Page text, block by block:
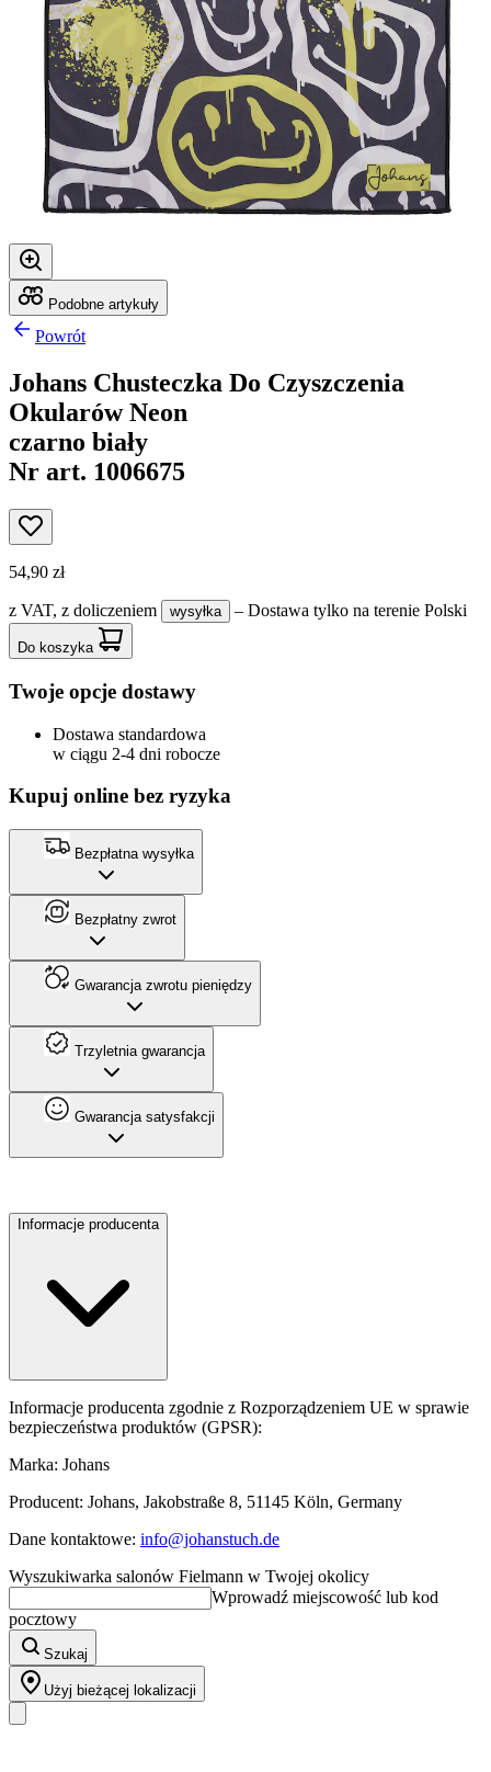
Podobne artykuły
Powrót
Johans Chusteczka Do Czyszczenia
Okularów Neon
czarno biały
Nr art. 1006675
54,90 zł
z VAT, z doliczeniem wysyłka – Dostawa tylko na terenie Polski
Do koszyka
Twoje opcje dostawy
Dostawa standardowa
w ciągu 2-4 dni robocze
Kupuj online bez ryzyka
Bezpłatna wysyłka
Bezpłatny zwrot
Gwarancja zwrotu pieniędzy
Trzyletnia gwarancja
Gwarancja satysfakcji
Informacje producenta
Informacje producenta zgodnie z Rozporządzeniem UE w sprawie
bezpieczeństwa produktów (GPSR):
Marka: Johans
Producent: Johans, Jakobstraße 8, 51145 Köln, Germany
Dane kontaktowe: info@johanstuch.de
Wyszukiwarka salonów Fielmann w Twojej okolicy
Wprowadź miejscowość lub kod
pocztowy
Szukaj
Użyj bieżącej lokalizacji